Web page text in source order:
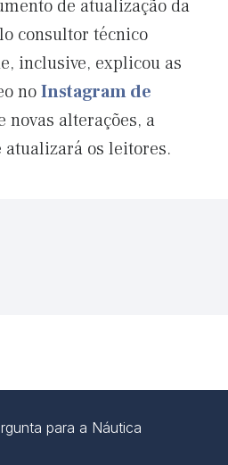
de atualização da
consultor técnico
inclusive, explicou as
noInstagram de
novas alterações, a
os leitores.
para a Náutica